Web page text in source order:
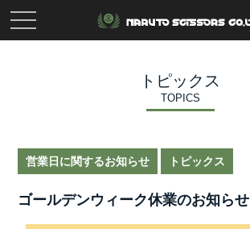
toggle
navigation
トピックス
TOPICS
営業日に関するお知らせ トピックス
ゴールデンウィーク休業のお知らせ